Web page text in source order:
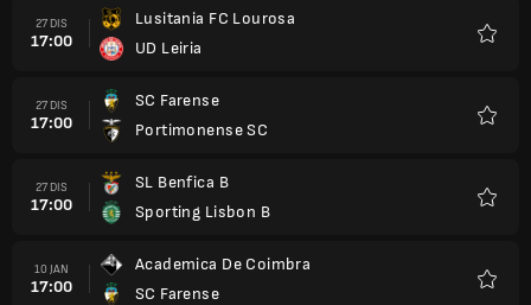
27 DIS
17:00
Lusitania FC Lourosa
UD Leiria
27 DIS
17:00
SC Farense
Portimonense SC
27 DIS
17:00
SL Benfica B
Sporting Lisbon B
10 JAN
17:00
Academica De Coimbra
SC Farense